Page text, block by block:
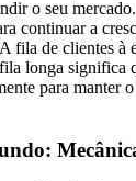
o seu
continuar a
A fila de clientes à
longa significa
para manter